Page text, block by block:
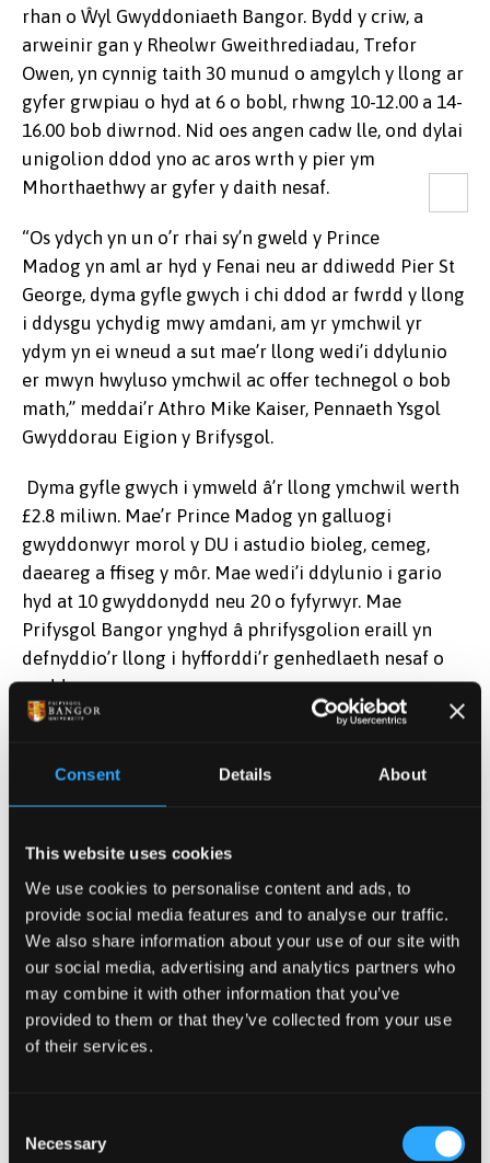
Consent Details About
This website uses cookies
We use cookies to personalise content and ads, to
provide social media features and to analyse our traffic.
We also share information about your use of our site with
our social media, advertising and analytics partners who
may combine it with other information that you’ve
provided to them or that they’ve collected from your use
of their services.
Selection
Necessary
rhan o Ŵyl Gwyddoniaeth Bangor. Bydd y criw, a
arweinir gan y Rheolwr Gweithrediadau, Trefor
Owen, yn cynnig taith 30 munud o amgylch y llong ar
gyfer grwpiau o hyd at 6 o bobl, rhwng 10-12.00 a 14-
16.00 bob diwrnod. Nid oes angen cadw lle, ond dylai
unigolion ddod yno ac aros wrth y pier ym
Mhorthaethwy ar gyfer y daith nesaf.
“Os ydych yn un o’r rhai sy’n gweld y Prince
Madog yn aml ar hyd y Fenai neu ar ddiwedd Pier St
George, dyma gyfle gwych i chi ddod ar fwrdd y llong
i ddysgu ychydig mwy amdani, am yr ymchwil yr
ydym yn ei wneud a sut mae’r llong wedi’i ddylunio
er mwyn hwyluso ymchwil ac offer technegol o bob
math,” meddai’r Athro Mike Kaiser, Pennaeth Ysgol
Gwyddorau Eigion y Brifysgol.
Dyma gyfle gwych i ymweld â’r llong ymchwil werth
£2.8 miliwn. Mae’r Prince Madog yn galluogi
gwyddonwyr morol y DU i astudio bioleg, cemeg,
daeareg a ffiseg y môr. Mae wedi’i ddylunio i gario
hyd at 10 gwyddonydd neu 20 o fyfyrwyr. Mae
Prifysgol Bangor ynghyd â phrifysgolion eraill yn
defnyddio’r llong i hyfforddi’r genhedlaeth nesaf o
wyddonwyr.
yn y DU ac mae’n cael ei llogi hefyd i wneud ymchwil
Bangor.
Gwyddonwyr yn gweithio ar
fwrdd y Prince Madog
Mae’r Ŵyl, a gynhelir rhwng 11-20 Mawrth 2011, yn